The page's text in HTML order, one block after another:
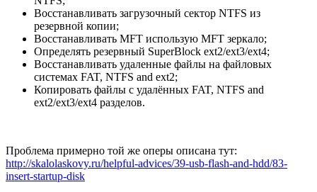
Восстанавливать загрузочный сектор NTFS из
резервной копии;
Восстанавливать MFT использую MFT зеркало;
Определять резервный SuperBlock ext2/ext3/ext4;
Восстанавливать удаленные файлы на файловых
системах FAT, NTFS and ext2;
Копировать файлы с удалённых FAT, NTFS and
ext2/ext3/ext4 разделов.
Проблема примерно той же оперы описана тут:
http://skalolaskovy.ru/helpful-advices/39-usb-flash-and-hdd/83-
insert-startup-disk